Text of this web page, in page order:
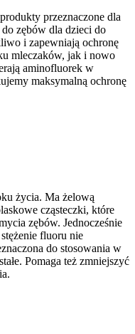
przeznaczone dla
zębów dla dzieci do
i zapewniają ochronę
mleczaków, jak i nowo
aminofluorek w
maksymalną ochronę
życia. Ma żelową
cząsteczki, które
zębów. Jednocześnie
fluoru nie
do stosowania w
Pomaga też zmniejszyć